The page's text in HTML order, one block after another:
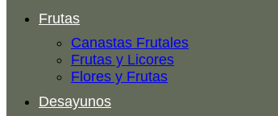
Frutas
Canastas Frutales
Frutas y Licores
Flores y Frutas
Desayunos